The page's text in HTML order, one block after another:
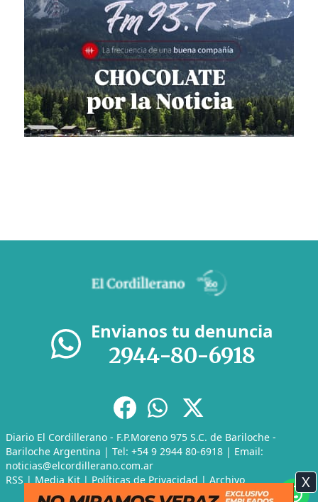
Envianos tu denuncia
2944-80-6918
Diario El Cordillerano - F.P.Moreno 975 S.C. de Bariloche -
Bariloche Argentina | Tel: +54 9 2944 80-6918 | Email:
noticias@elcordillerano.com.ar
RSS|Media Kit|Políticas de Privacidad|Archivo
X